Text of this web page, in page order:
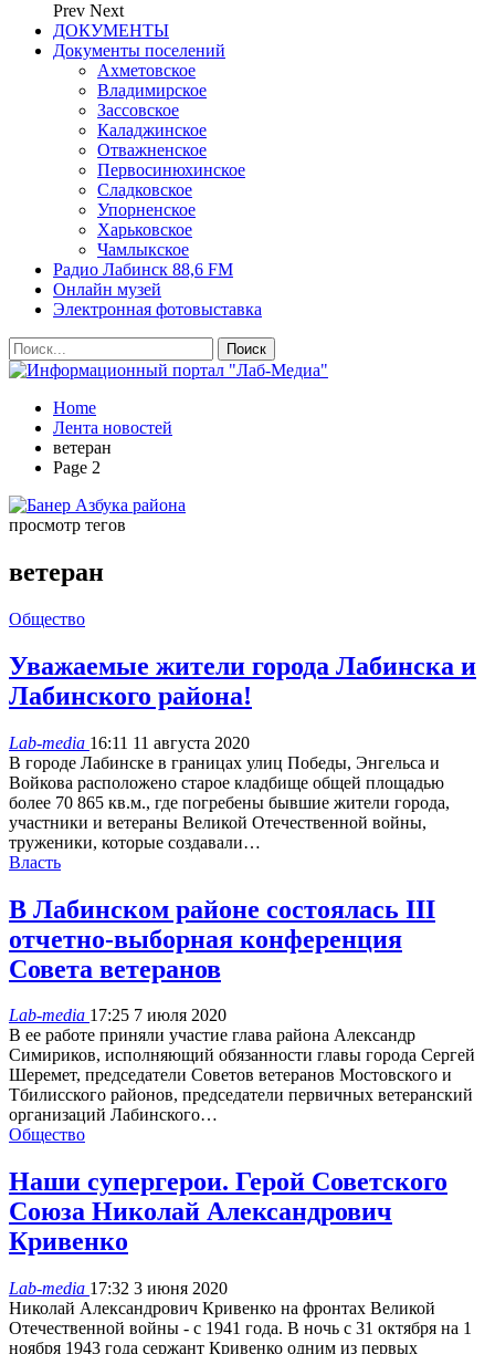
Prev Next
ДОКУМЕНТЫ
Документы поселений
Ахметовское
Владимирское
Зассовское
Каладжинское
Отважненское
Первосинюхинское
Сладковское
Упорненское
Харьковское
Чамлыкское
Радио Лабинск 88,6 FM
Онлайн музей
Электронная фотовыставка
Home
Лента новостей
ветеран
Page 2
просмотр тегов
ветеран
Общество
Уважаемые жители города Лабинска и
Лабинского района!
Lab-media 16:11 11 августа 2020
В городе Лабинске в границах улиц Победы, Энгельса и
Войкова расположено старое кладбище общей площадью
более 70 865 кв.м., где погребены бывшие жители города,
участники и ветераны Великой Отечественной войны,
труженики, которые создавали…
Власть
В Лабинском районе состоялась III
отчетно-выборная конференция
Совета ветеранов
Lab-media 17:25 7 июля 2020
В ее работе приняли участие глава района Александр
Симириков, исполняющий обязанности главы города Сергей
Шеремет, председатели Советов ветеранов Мостовского и
Тбилисского районов, председатели первичных ветеранский
организаций Лабинского…
Общество
Наши супергерои. Герой Советского
Союза Николай Александрович
Кривенко
Lab-media 17:32 3 июня 2020
Николай Александрович Кривенко на фронтах Великой
Отечественной войны - с 1941 года. В ночь с 31 октября на 1
ноября 1943 года сержант Кривенко одним из первых